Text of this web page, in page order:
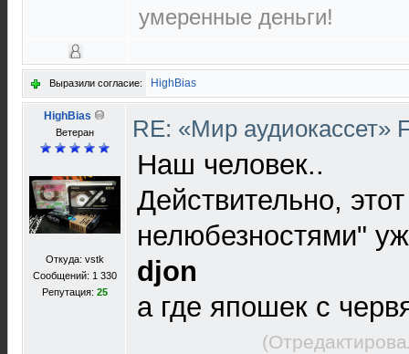
умеренные деньги!
Выразили согласие: HighBias
HighBias
Ветеран
Откуда: vstk
Сообщений: 1 330
Репутация: 25
RE: «Мир аудиокассет»
Наш человек..
Действительно,
нелюбезностями"
djon
а где япошек с